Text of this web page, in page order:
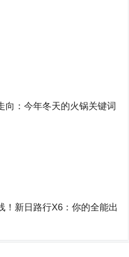
向：今年冬天的火锅关键词
！新日路行X6：你的全能出